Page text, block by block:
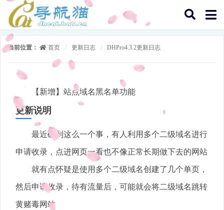
当前位置： 首页 / 更新日志 / DHPro4.3.2更新日志
【新增】站点域名黑名单功能
更新说明
最近碰到这么一个事，有人利用多个二级域名进行
申请收录，点进网页一看也不像正常长期做下去的网站
就有点怀疑是使用多个二级域名创建了几个单页，
然后申请收录，待有流量后，可能就会将二级域名跳转
黄赌毒网站